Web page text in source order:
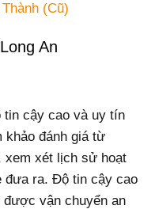
(Cũ)
An
tin cậy cao và uy tín
khảo đánh giá từ
xem xét lịch sử hoạt
đưa ra. Độ tin cậy cao
được vận chuyển an